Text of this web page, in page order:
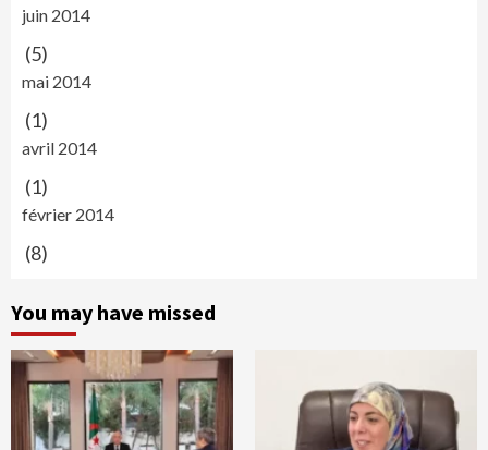
juin 2014
(5)
mai 2014
(1)
avril 2014
(1)
février 2014
(8)
You may have missed